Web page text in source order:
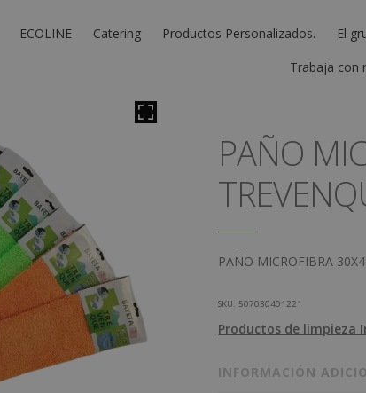
ECOLINE Catering Productos Personalizados. El
Trabaja con
PAÑO
PAÑO MICROFIBRA
SKU: 507030401221
Productos de limpieza
INFORMACIÓN